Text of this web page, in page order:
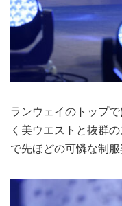
ランウェイのトップ
く美ウエストと抜群
で先ほどの可憐な制